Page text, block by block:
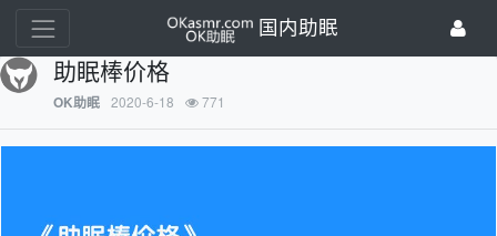
国内助眠
助眠棒价格
OK助眠 2020-6-18 771